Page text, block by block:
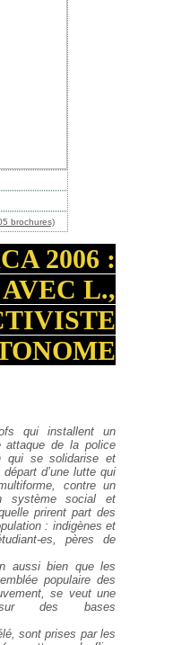
brochures)
2006 :
L.,
qui installent un
de la police
quise solidarise et
d’une lutte qui
contre un
social et
prirent part des
: indigènes et
es, pères de
aussi bien que les
populaire des
se veut une
sur des bases
sont prises par les